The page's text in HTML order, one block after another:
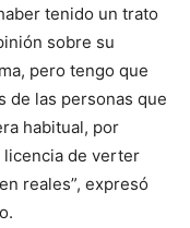
tenido un trato
sobre su
pero tengo que
de las personas que
habitual, por
licencia de verter
reales”, expresó